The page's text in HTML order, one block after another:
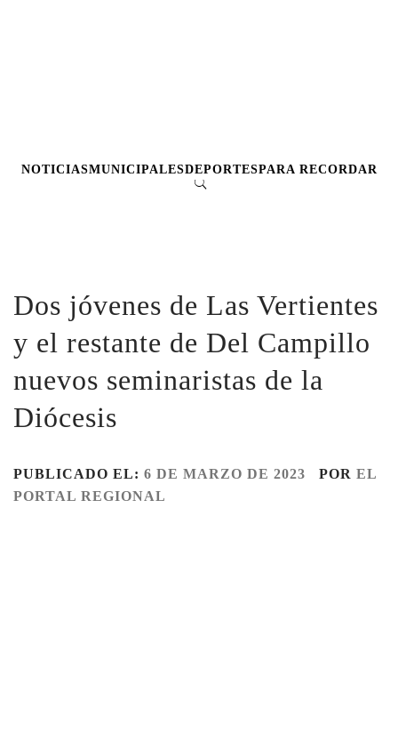
NOTICIASMUNICIPALESDEPORTESPARA RECORDAR
Dos jóvenes de Las Vertientes
y el restante de Del Campillo
nuevos seminaristas de la
Diócesis
PUBLICADO EL: 6 DE MARZO DE 2023 POR EL
PORTAL REGIONAL